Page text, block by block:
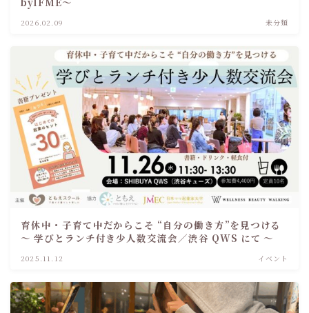
2026.02.09 未分類
育休中・子育て中だからこそ “自分の働き方”を見つける
～ 学びとランチ付き少人数交流会／渋谷 QWS にて ～
2025.11.12 イベント